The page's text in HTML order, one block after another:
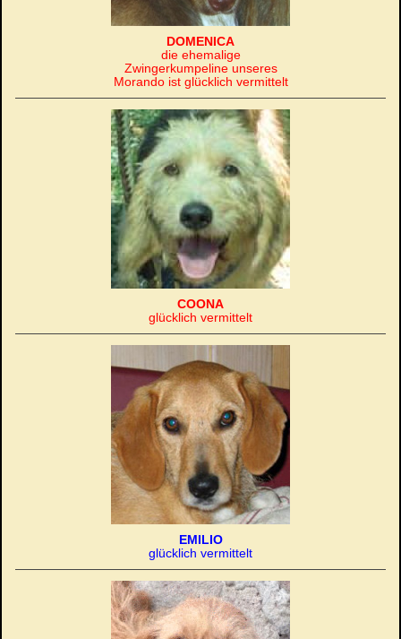
DOMENICA
die ehemalige
Zwingerkumpeline unseres
Morando ist glücklich vermittelt
COONA
glücklich vermittelt
EMILIO
glücklich vermittelt